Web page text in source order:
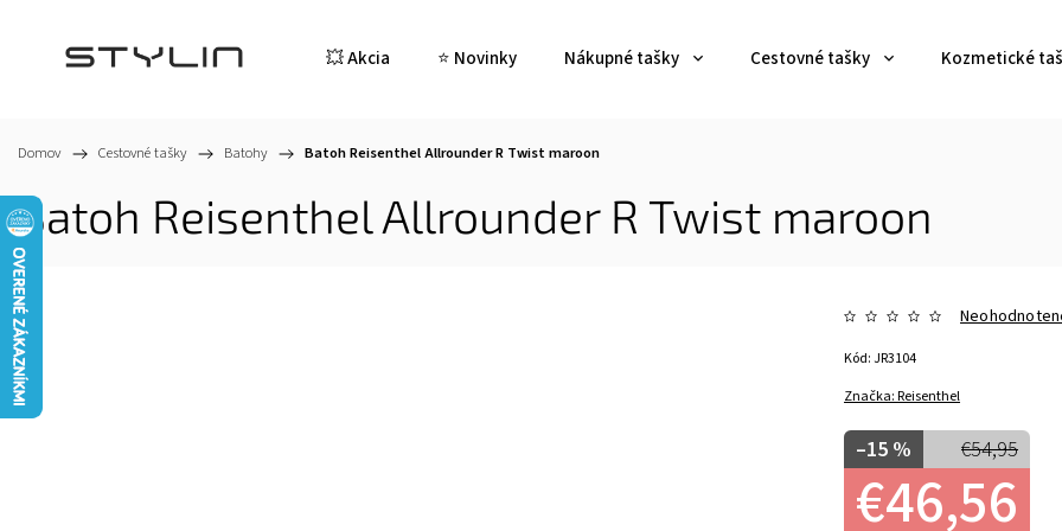
💥 Akcia ⭐ Novinky Nákupné tašky Cestovné tašky Kozmetické
Domov / Cestovné tašky / Batohy / Batoh Reisenthel Allrounder R Twist maroon
Batoh Reisenthel Allrounder R Twist maroon
Značka:Reisenthel
€54,95
–15 %
€46,56
Kód:JR3104